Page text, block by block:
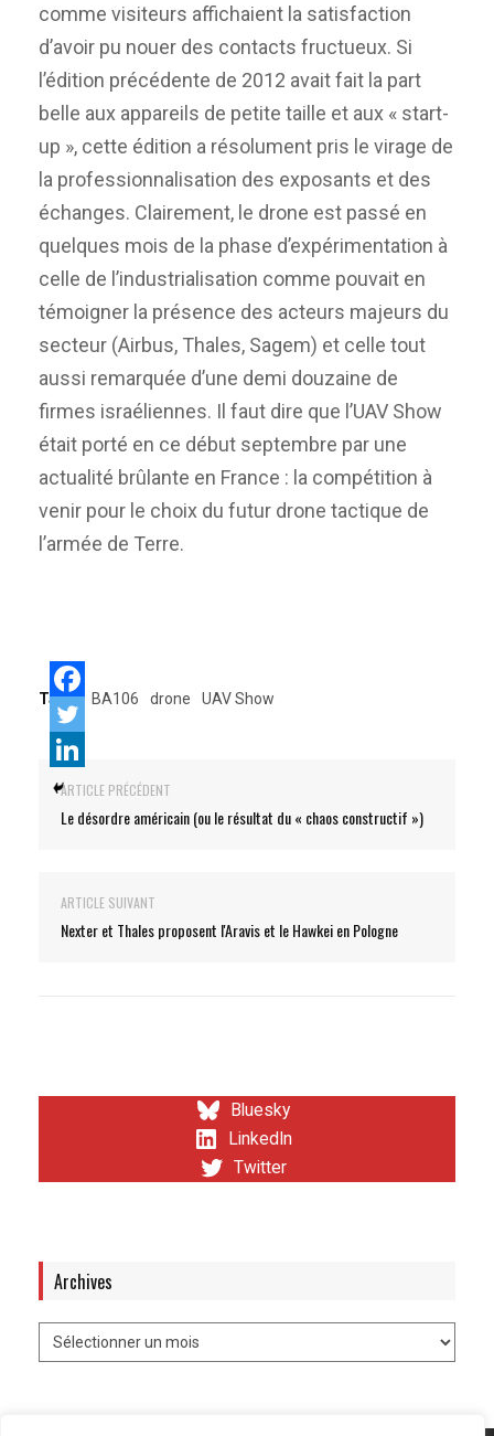
comme visiteurs affichaient la satisfaction
d’avoir pu nouer des contacts fructueux. Si
l’édition précédente de 2012 avait fait la part
belle aux appareils de petite taille et aux « start-
up », cette édition a résolument pris le virage de
la professionnalisation des exposants et des
échanges. Clairement, le drone est passé en
quelques mois de la phase d’expérimentation à
celle de l’industrialisation comme pouvait en
témoigner la présence des acteurs majeurs du
secteur (Airbus, Thales, Sagem) et celle tout
aussi remarquée d’une demi douzaine de
firmes israéliennes. Il faut dire que l’UAV Show
était porté en ce début septembre par une
actualité brûlante en France : la compétition à
venir pour le choix du futur drone tactique de
l’armée de Terre.
Tags: BA106 drone UAV Show
ARTICLE PRÉCÉDENT
Le désordre américain (ou le résultat du « chaos constructif »)
ARTICLE SUIVANT
Nexter et Thales proposent l'Aravis et le Hawkei en Pologne
Bluesky
LinkedIn
Twitter
Archives